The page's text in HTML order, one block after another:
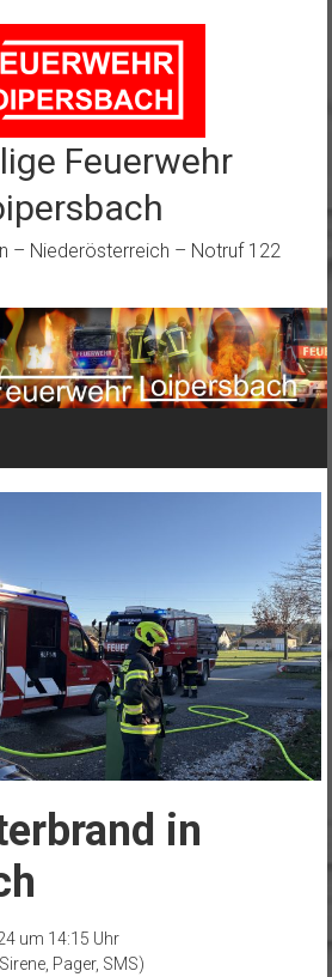
Feuerwehr
– Niederösterreich – Notruf 122
in
um 14:15 Uhr
Pager, SMS)